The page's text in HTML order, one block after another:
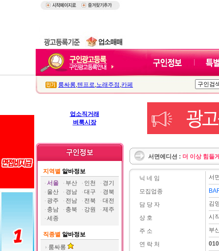
룸싸롱,텐프로,노래주점 ,카페
업소직거래
벼룩시장
지역별 알바정보
서울
부산 인천
경기
울산
경남 대구
경북
광주
전남 전북
대전
충남
충북 강원
제주
세종
직종별 알바정보
룸싸롱
서면에디션 : 더 이상 힘들
닉 네 임
모집업종
담 당 자
상 호
주 소
연 락 처
서
김
시
부